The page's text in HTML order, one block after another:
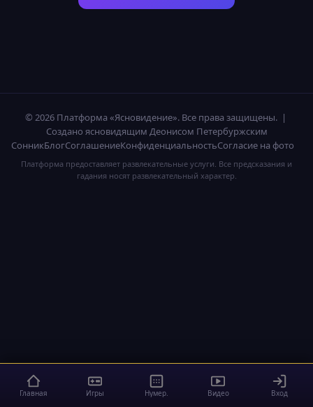
© 2026 Платформа «Ясновидение». Все права защищены. |
Создано ясновидящим Деонисом Петербуржским
СонникБлогСоглашениеКонфиденциальностьСогласие на фото
Платформа предоставляет развлекательные услуги. Все предсказания и
гадания носят развлекательный характер.
Главная Игры Нумер. Видео Вход